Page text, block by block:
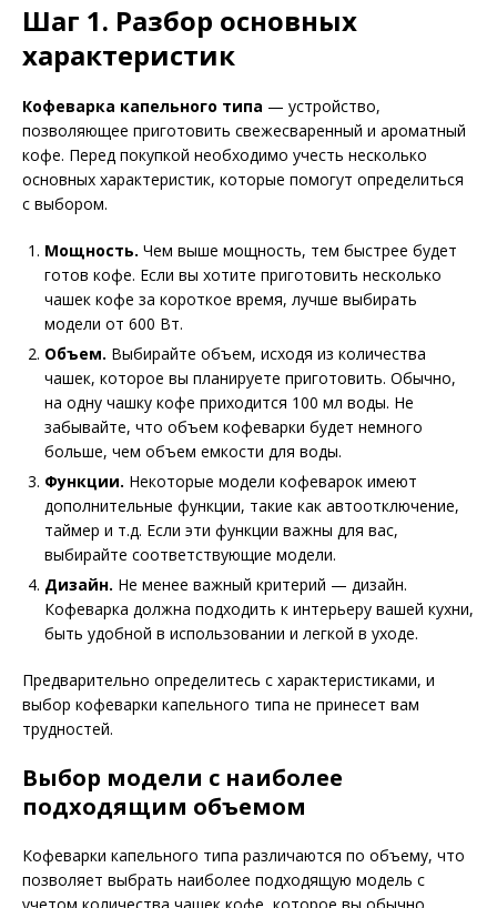
Шаг 1. Разбор основных
характеристик
Кофеварка капельного типа — устройство,
позволяющее приготовить свежесваренный и ароматный
кофе. Перед покупкой необходимо учесть несколько
основных характеристик, которые помогут определиться
с выбором.
Мощность. Чем выше мощность, тем быстрее будет
готов кофе. Если вы хотите приготовить несколько
чашек кофе за короткое время, лучше выбирать
модели от 600 Вт.
Объем. Выбирайте объем, исходя из количества
чашек, которое вы планируете приготовить. Обычно,
на одну чашку кофе приходится 100 мл воды. Не
забывайте, что объем кофеварки будет немного
больше, чем объем емкости для воды.
Функции. Некоторые модели кофеварок имеют
дополнительные функции, такие как автоотключение,
таймер и т.д. Если эти функции важны для вас,
выбирайте соответствующие модели.
Дизайн. Не менее важный критерий — дизайн.
Кофеварка должна подходить к интерьеру вашей кухни,
быть удобной в использовании и легкой в уходе.
Предварительно определитесь с характеристиками, и
выбор кофеварки капельного типа не принесет вам
трудностей.
Выбор модели с наиболее
подходящим объемом
Кофеварки капельного типа различаются по объему, что
позволяет выбрать наиболее подходящую модель с